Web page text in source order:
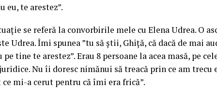
eu, te arestez”.
se referă la convorbirile mele cu Elena Udrea. O
Udrea. Îmi spunea ”tu să ştii, Ghiţă, că dacă de mai
pe tine te arestez”. Erau 8 persoane la acea masă, pe
Nu îi doresc nimănui să treacă prin ce am trecu
mi-a cerut pentru că îmi era frică”.